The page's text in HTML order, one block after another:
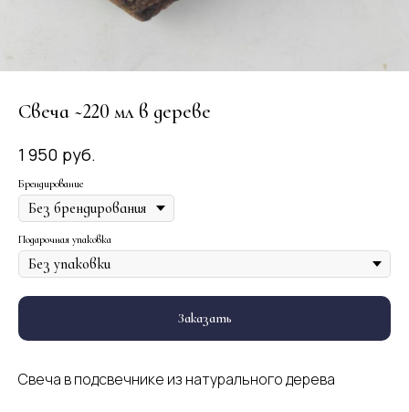
Свеча ~220 мл в дереве
1 950 руб.
Брендирование
Подарочная упаковка
Заказать
Свеча в подсвечнике из натурального дерева